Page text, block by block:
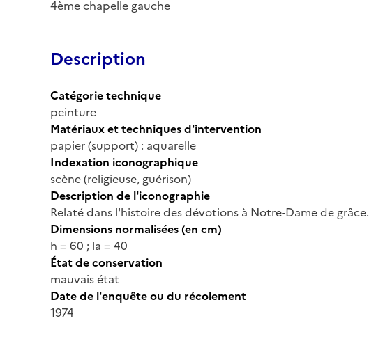
4ème chapelle gauche
Description
Catégorie technique
peinture
Matériaux et techniques d'intervention
papier (support) : aquarelle
Indexation iconographique
scène (religieuse, guérison)
Description de l'iconographie
Relaté dans l'histoire des dévotions à Notre-Dame de grâce.
Dimensions normalisées (en cm)
h = 60 ; la = 40
État de conservation
mauvais état
Date de l'enquête ou du récolement
1974